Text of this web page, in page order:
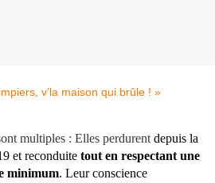
multiples : Elles perdurent depuis la
et reconduite tout en respectant une
minimum. Leur conscience